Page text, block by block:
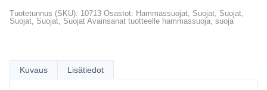
Tuotetunnus (SKU): 10713 Osastot: Hammassuojat, Suojat, Suojat,
Suojat, Suojat, Suojat Avainsanat tuotteelle hammassuoja, suoja
Kuvaus Lisätiedot